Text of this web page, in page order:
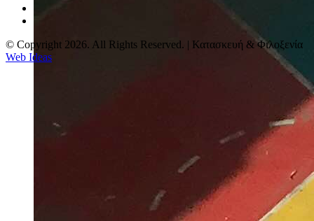
© Copyright 2026. All Rights Reserved. | Κατασκευή & Φιλοξενία
Web Ideas